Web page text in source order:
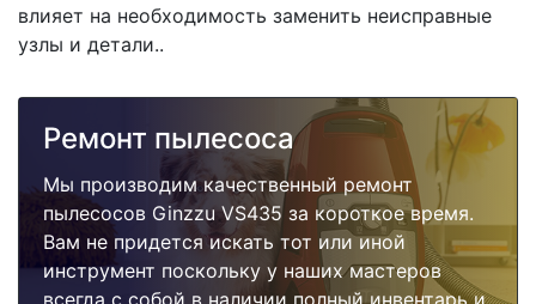
влияет на необходимость заменить неисправные
узлы и детали..
Ремонт пылесоса
Мы производим качественный ремонт
пылесосов Ginzzu VS435 за короткое время.
Вам не придется искать тот или иной
инструмент поскольку у наших мастеров
всегда с собой в наличии полный инвентарь и